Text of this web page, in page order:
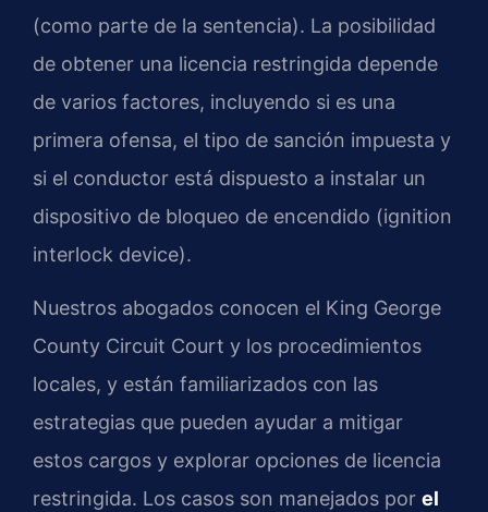
(como parte de la sentencia). La posibilidad
de obtener una licencia restringida depende
de varios factores, incluyendo si es una
primera ofensa, el tipo de sanción impuesta y
si el conductor está dispuesto a instalar un
dispositivo de bloqueo de encendido (ignition
interlock device).
Nuestros abogados conocen el King George
County Circuit Court y los procedimientos
locales, y están familiarizados con las
estrategias que pueden ayudar a mitigar
estos cargos y explorar opciones de licencia
restringida. Los casos son manejados por el